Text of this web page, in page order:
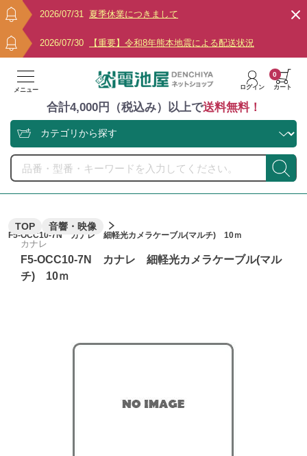
2026/07/31 夏季休業につきまして
2026/07/30 【重要】令和8年熊本地震による配送状況
メニュー ログイン カート
0
合計4,000円（税込み）以上で送料無料！
TOP 音響・映像
F5-OCC10-7N カナレ 細軽光カメラケーブル(マルチ) 10ｍ
カナレ
F5-OCC10-7N カナレ 細軽光カメラケーブル(マル
チ) 10ｍ